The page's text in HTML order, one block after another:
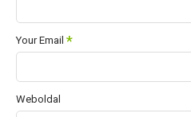
Your Email
Weboldal